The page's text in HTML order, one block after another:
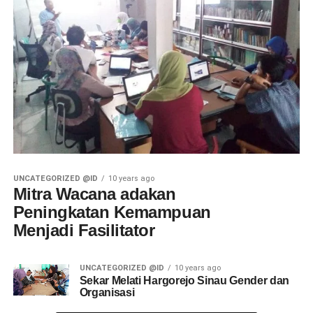
UNCATEGORIZED @ID 10 years ago
Mitra Wacana adakan
Peningkatan Kemampuan
Menjadi Fasilitator
UNCATEGORIZED @ID 10 years ago
Sekar Melati Hargorejo Sinau Gender dan
Organisasi